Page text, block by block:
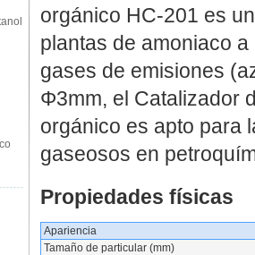
orgánico HC-201 es
plantas de amoniaco
gases de emisiones
Φ3mm, el Catalizador
orgánico es apto para
gaseosos en
Propiedades físicas
Apariencia
Tamaño de particular (mm)